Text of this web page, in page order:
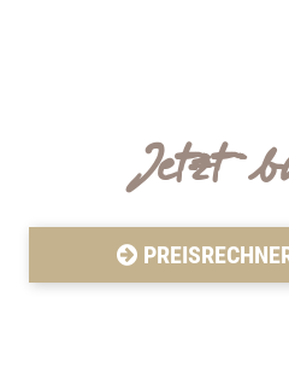
Jetzt